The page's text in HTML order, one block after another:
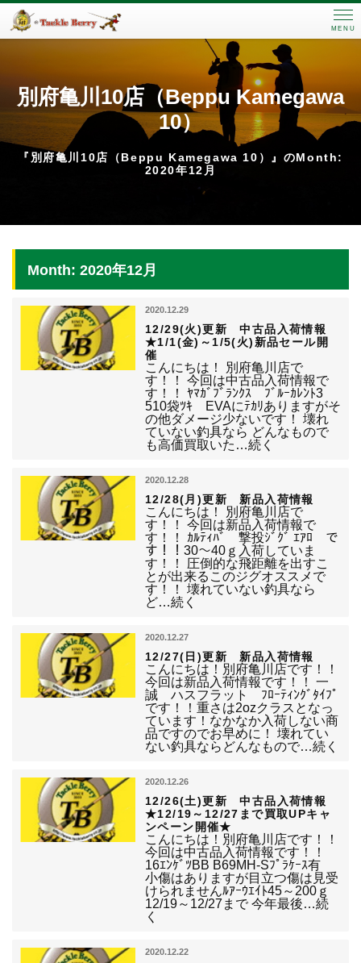
MENU
別府亀川10店（Beppu Kamegawa
10）
『別府亀川10店（Beppu Kamegawa 10）』のMonth:
2020年12月
Month: 2020年12月
2020.12.29
12/29(火)更新 中古品入荷情報
★1/1(金)～1/5(火)新品セール開
催
こんにちは！ 別府亀川店で
す！！ 今回は中古品入荷情報で
す！！ ﾔﾏｶﾞﾌﾞﾗﾝｸｽ ﾌﾞﾙｰｶﾚﾝﾄ3
510袋ﾂｷ EVAにﾃｶﾘありますがそ
の他ダメージ少ないです！ 壊れ
ていない釣具なら どんなもので
も高価買取いた…続く
2020.12.28
12/28(月)更新 新品入荷情報
こんにちは！ 別府亀川店で
す！！ 今回は新品入荷情報で
す！！ ｶﾙﾃｨﾊﾞ 撃投ｼﾞｸﾞ ｴｱﾛ で
す！！30～40ｇ入荷していま
す！！ 圧倒的な飛距離を出すこ
とが出来るこのジグオススメで
す！！ 壊れていない釣具なら
ど…続く
2020.12.27
12/27(日)更新 新品入荷情報
こんにちは！別府亀川店です！！
今回は新品入荷情報です！！ 一
誠 ハスフラット ﾌﾛｰﾃｨﾝｸﾞﾀｲﾌﾟ
です！！重さは2ozクラスとなっ
ています！なかなか入荷しない商
品ですのでお早めに！ 壊れてい
ない釣具ならどんなもので…続く
2020.12.26
12/26(土)更新 中古品入荷情報
★12/19～12/27まで買取UPキャ
ンペーン開催★
こんにちは！別府亀川店です！！
今回は中古品入荷情報です！！
16ｴﾝｹﾞﾂBB B69MH-Sﾌﾟﾗｹｰｽ有
小傷はありますが目立つ傷は見受
けられませんﾙｱｰｳｴｲﾄ45～200ｇ
12/19～12/27まで 今年最後…続
く
2020.12.22